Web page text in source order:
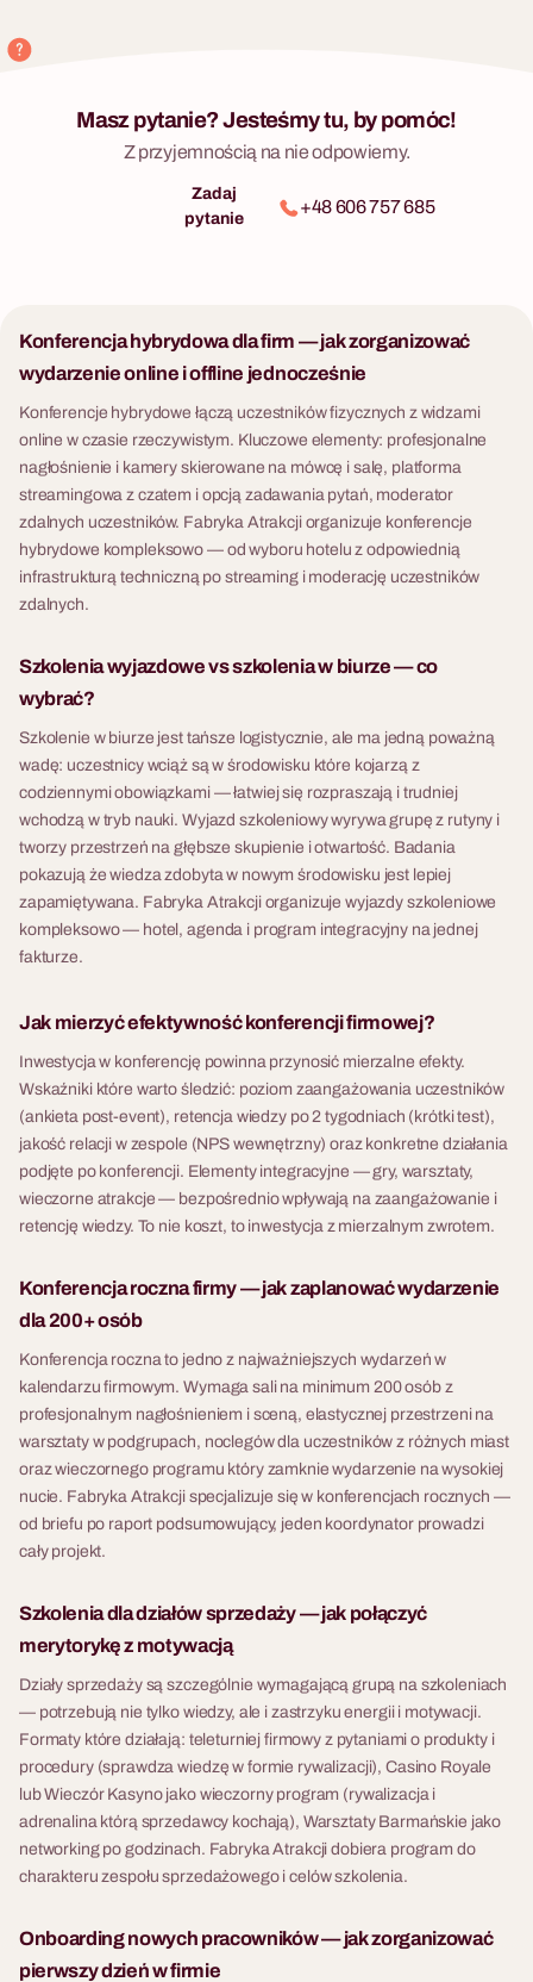
Masz pytanie? Jesteśmy tu, by pomóc!
Z przyjemnością na nie odpowiemy.
Zadaj
pytanie
+48 606 757 685
Konferencja hybrydowa dla firm — jak zorganizować
wydarzenie online i offline jednocześnie
Konferencje hybrydowe łączą uczestników fizycznych z widzami
online w czasie rzeczywistym. Kluczowe elementy: profesjonalne
nagłośnienie i kamery skierowane na mówcę i salę, platforma
streamingowa z czatem i opcją zadawania pytań, moderator
zdalnych uczestników. Fabryka Atrakcji organizuje konferencje
hybrydowe kompleksowo — od wyboru hotelu z odpowiednią
infrastrukturą techniczną po streaming i moderację uczestników
zdalnych.
Szkolenia wyjazdowe vs szkolenia w biurze — co
wybrać?
Szkolenie w biurze jest tańsze logistycznie, ale ma jedną poważną
wadę: uczestnicy wciąż są w środowisku które kojarzą z
codziennymi obowiązkami — łatwiej się rozpraszają i trudniej
wchodzą w tryb nauki. Wyjazd szkoleniowy wyrywa grupę z rutyny i
tworzy przestrzeń na głębsze skupienie i otwartość. Badania
pokazują że wiedza zdobyta w nowym środowisku jest lepiej
zapamiętywana. Fabryka Atrakcji organizuje wyjazdy szkoleniowe
kompleksowo — hotel, agenda i program integracyjny na jednej
fakturze.
Jak mierzyć efektywność konferencji firmowej?
Inwestycja w konferencję powinna przynosić mierzalne efekty.
Wskaźniki które warto śledzić: poziom zaangażowania uczestników
(ankieta post-event), retencja wiedzy po 2 tygodniach (krótki test),
jakość relacji w zespole (NPS wewnętrzny) oraz konkretne działania
podjęte po konferencji. Elementy integracyjne — gry, warsztaty,
wieczorne atrakcje — bezpośrednio wpływają na zaangażowanie i
retencję wiedzy. To nie koszt, to inwestycja z mierzalnym zwrotem.
Konferencja roczna firmy — jak zaplanować wydarzenie
dla 200+ osób
Konferencja roczna to jedno z najważniejszych wydarzeń w
kalendarzu firmowym. Wymaga sali na minimum 200 osób z
profesjonalnym nagłośnieniem i sceną, elastycznej przestrzeni na
warsztaty w podgrupach, noclegów dla uczestników z różnych miast
oraz wieczornego programu który zamknie wydarzenie na wysokiej
nucie. Fabryka Atrakcji specjalizuje się w konferencjach rocznych —
od briefu po raport podsumowujący, jeden koordynator prowadzi
cały projekt.
Szkolenia dla działów sprzedaży — jak połączyć
merytorykę z motywacją
Działy sprzedaży są szczególnie wymagającą grupą na szkoleniach
— potrzebują nie tylko wiedzy, ale i zastrzyku energii i motywacji.
Formaty które działają: teleturniej firmowy z pytaniami o produkty i
procedury (sprawdza wiedzę w formie rywalizacji), Casino Royale
lub Wieczór Kasyno jako wieczorny program (rywalizacja i
adrenalina którą sprzedawcy kochają), Warsztaty Barmańskie jako
networking po godzinach. Fabryka Atrakcji dobiera program do
charakteru zespołu sprzedażowego i celów szkolenia.
Onboarding nowych pracowników — jak zorganizować
pierwszy dzień w firmie